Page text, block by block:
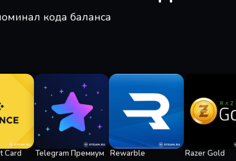
кода баланса
Card Telegram Премиум Rewarble Razer Gold